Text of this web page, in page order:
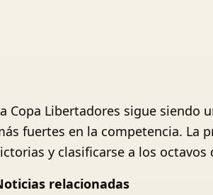
Copa Libertadores sigue
fuertes en la competencia. La
y clasificarse a los octavos
relacionadas